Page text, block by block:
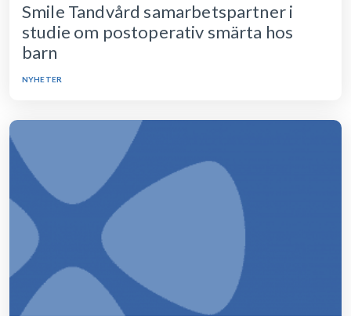
Smile Tandvård samarbetspartner i
studie om postoperativ smärta hos
barn
NYHETER